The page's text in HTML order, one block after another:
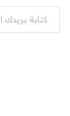
كتابة بريدك الإلكتروني...